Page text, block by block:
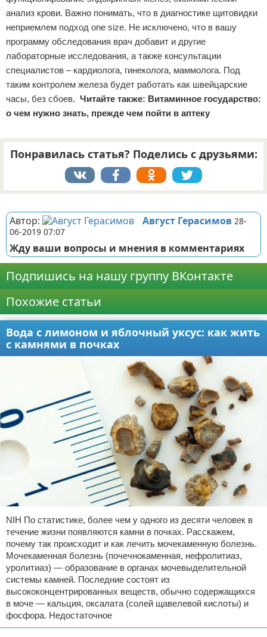
анализ крови. Важно понимать, что в диагностике щитовидки
неприемлем подход оne size. Не исключено, что в вашу
программу обследования врач добавит и другие
лабораторные исследования, а также консультации
специалистов – кардиолога, гинеколога, маммолога. Под
таким контролем железа будет работать как швейцарские
часы, без сбоев. Читайте также: Витаминное государство:
о чем нужно знать, прежде чем пойти в аптеку
Понравилась статья? Поделись с друзьями:
Автор: Август Герасимов 28-
06-2019 07:07
Жду ваши вопросы и мнения в комментариях
Подпишись на нашу группу ВКонтакте
Похожие статьи
Вода с лимоном и яблочный уксус: как жить
с камнями в почках
NIH По статистике, более чем у одного из десяти человек в
течение жизни появляются камни в почках. Расскажем,
почему так происходит и как лечить мочекаменную болезнь.
Мочекаменная болезнь (почечнокаменная, нефролитиаз,
уролитиаз) — образование в органах мочевыделительной
системы камней. Последние состоят из
высококонцентрированных веществ, обычно содержащихся
в моче — кальция, оксалата (солей щавелевой кислоты) и
фосфора. Недостаточное